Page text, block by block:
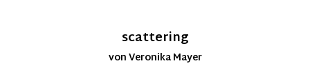
scattering
von Veronika Mayer